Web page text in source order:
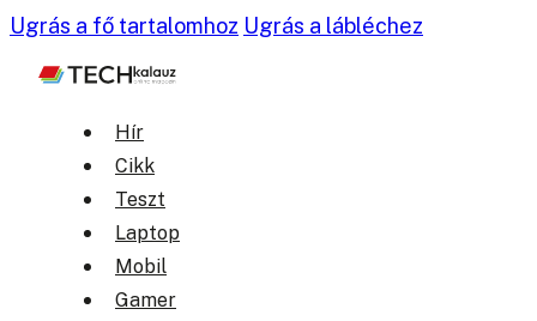
Ugrás a fő tartalomhoz Ugrás a lábléchez
Hír
Cikk
Teszt
Laptop
Mobil
Gamer